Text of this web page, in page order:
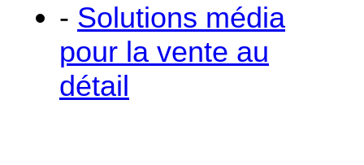
- Solutions média
pour la vente au
détail